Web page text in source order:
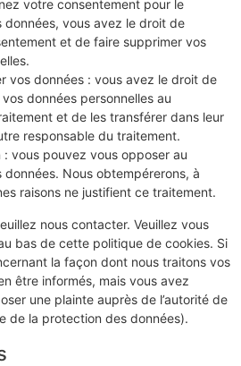
votre consentement pour le
vous avez le droit de
et de faire supprimer vos
vos données : vous avez le droit de
données personnelles au
et de les transférer dans leur
responsable du traitement.
: vous pouvez vous opposer au
Nous obtempérerons, à
raisons ne justifient ce traitement.
nous contacter. Veuillez vous
bas de cette politique de cookies. Si
la façon dont nous traitons vos
être informés, mais vous avez
une plainte auprès de l’autorité de
de la protection des données).